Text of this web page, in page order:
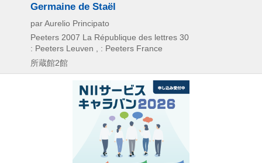
Germaine de Staël
par Aurelio Principato
Peeters 2007 La République des lettres 30
: Peeters Leuven , : Peeters France
所蔵館2館